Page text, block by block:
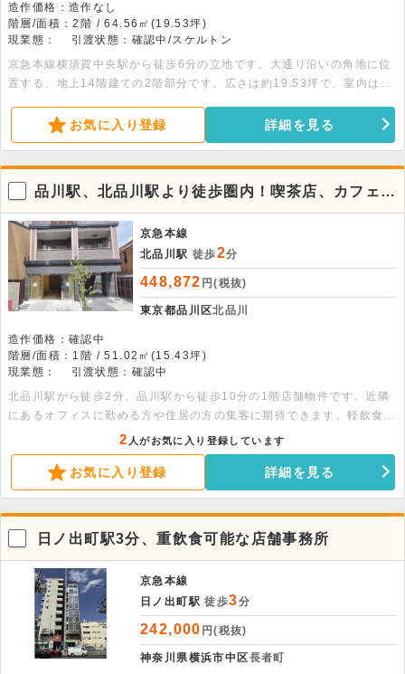
造作価格：造作なし
階層/面積：2階 / 64.56㎡(19.53坪)
現業態：
引渡状態：確認中/スケルトン
京急本線横須賀中央駅から徒歩6分の立地です。大通り沿いの角地に位
置する、地上14階建ての2階部分です。広さは約19.53坪で、室内はス
やクリニックなど幅広い業態のご相談が可能です。諸条件のご相談など
は、お気軽にお問い合わせください。
お気に入り登録 詳細を見る
品川駅、北品川駅より徒歩圏内！喫茶店、カフェ可
能。
京急本線
北品川駅 徒歩2分
448,872 円(税抜)
東京都品川区北品川
造作価格：確認中
階層/面積：1階 / 51.02㎡(15.43坪)
現業態：
引渡状態：確認中
北品川駅から徒歩2分、品川駅から徒歩10分の1階店舗物件です。近隣
にあるオフィスに勤める方や住居の方の集客に期待できます。軽飲食の
ほかパーソナルジムや美容サロン、物販店などご相談可能。詳細はお気
軽にお問い合わせください。
2 人がお気に入り登録しています
お気に入り登録 詳細を見る
日ノ出町駅3分、重飲食可能な店舗事務所
京急本線
日ノ出町駅 徒歩3分
242,000 円(税抜)
神奈川県横浜市中区長者町